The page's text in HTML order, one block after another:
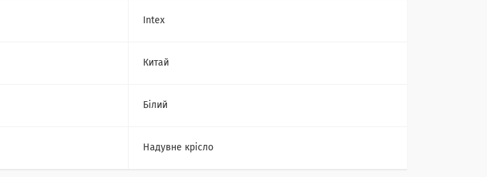
Intex
Китай
Білий
Надувне крісло